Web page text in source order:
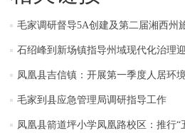
毛家调研督导5A创建及第二届湘西州
石绍峰到新场镇指导州域现代化治理
凤凰县吉信镇：开展第一季度人居环
毛家到县应急管理局调研指导工作
凤凰县箭道坪小学凤凰路校区：推行“